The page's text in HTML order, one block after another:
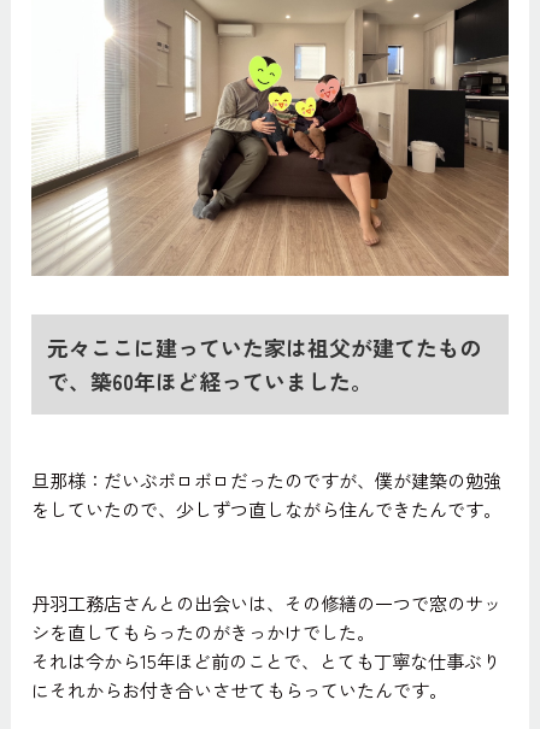
元々ここに建っていた家は祖父が建てたもの
で、築60年ほど経っていました。
旦那様：だいぶボロボロだったのですが、僕が建築の勉強
をしていたので、少しずつ直しながら住んできたんです。
丹羽工務店さんとの出会いは、その修繕の一つで窓のサッ
シを直してもらったのがきっかけでした。
それは今から15年ほど前のことで、とても丁寧な仕事ぶり
にそれからお付き合いさせてもらっていたんです。